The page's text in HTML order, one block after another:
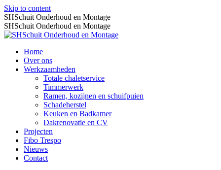
Skip to content
SHSchuit Onderhoud en Montage
SHSchuit Onderhoud en Montage
Home
Over ons
Werkzaamheden
Totale chaletservice
Timmerwerk
Ramen, kozijnen en schuifpuien
Schadeherstel
Keuken en Badkamer
Dakrenovatie en CV
Projecten
Fibo Trespo
Nieuws
Contact